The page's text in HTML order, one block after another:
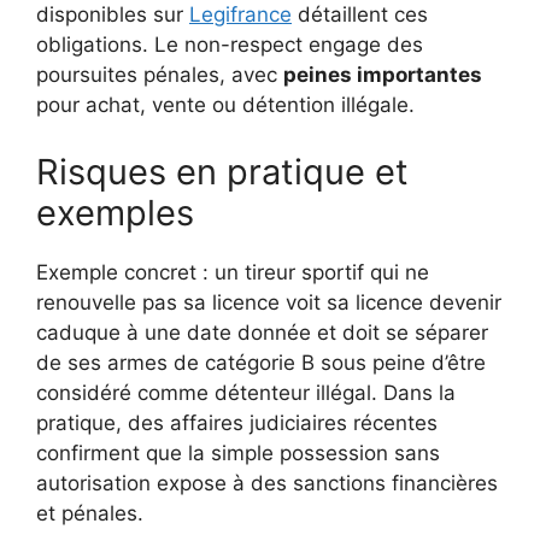
disponibles sur Legifrance détaillent ces
obligations. Le non-respect engage des
poursuites pénales, avec peines importantes
pour achat, vente ou détention illégale.
Risques en pratique et
exemples
Exemple concret : un tireur sportif qui ne
renouvelle pas sa licence voit sa licence devenir
caduque à une date donnée et doit se séparer
de ses armes de catégorie B sous peine d’être
considéré comme détenteur illégal. Dans la
pratique, des affaires judiciaires récentes
confirment que la simple possession sans
autorisation expose à des sanctions financières
et pénales.